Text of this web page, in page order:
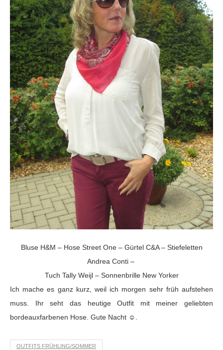
Bluse H&M – Hose Street One – Gürtel C&A – Stiefeletten
Andrea Conti –
Tuch Tally Weijl – Sonnenbrille New Yorker
Ich mache es ganz kurz, weil ich morgen sehr früh aufstehen
muss. Ihr seht das heutige Outfit mit meiner geliebten
bordeauxfarbenen Hose. Gute Nacht ☺.
OUTFITS FRÜHLING/SOMMER